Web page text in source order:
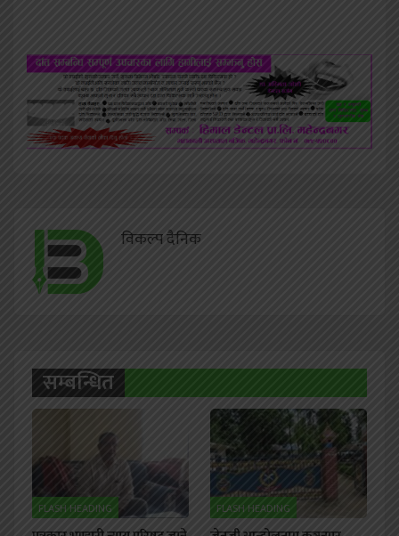
विकल्प दैनिक
सम्बन्धित
FLASH HEADING FLASH HEADING